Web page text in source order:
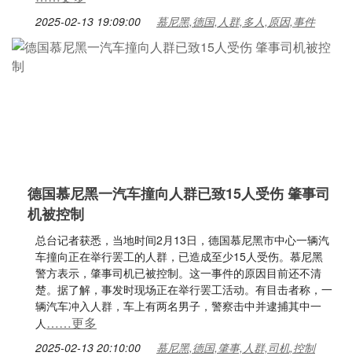
2025-02-13 19:09:00 慕尼黑,德国,人群,多人,原因,事件
德国慕尼黑一汽车撞向人群已致15人受伤 肇事司
机被控制
总台记者获悉，当地时间2月13日，德国慕尼黑市中心一辆汽
车撞向正在举行罢工的人群，已造成至少15人受伤。慕尼黑
警方表示，肇事司机已被控制。这一事件的原因目前还不清
楚。据了解，事发时现场正在举行罢工活动。有目击者称，一
辆汽车冲入人群，车上有两名男子，警察击中并逮捕其中一
人……更多
2025-02-13 20:10:00 慕尼黑,德国,肇事,人群,司机,控制